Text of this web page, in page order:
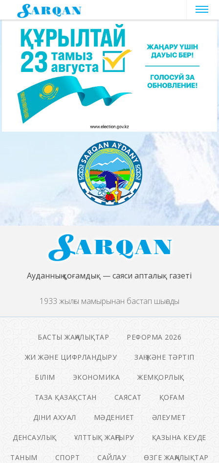
Ауданның қоғамдық — саяси апталық газеті
1933 жылғы мамырынан бастап шығады
БАСТЫ ЖАҢАЛЫҚТАР РЕФОРМА 2026
ЖИ ЖӘНЕ ЦИФРЛАНДЫРУ ЗАҢ ЖӘНЕ ТӘРТІП
БІЛІМ ЭКОНОМИКА ЖЕМҚОРЛЫҚ
ТАЗА ҚАЗАҚСТАН САЯСАТ ҚОҒАМ
ДІНИ АХУАЛ МӘДЕНИЕТ ӘЛЕУМЕТ
ДЕНСАУЛЫҚ ҰЛТТЫҚ ЖАҢҒЫРУ ҚАЗЫНА КЕУДЕ
ТАНЫМ СПОРТ САЙЛАУ ӨЗГЕ ЖАҢАЛЫҚТАР